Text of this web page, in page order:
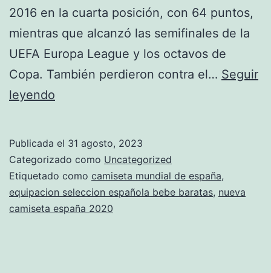
2016 en la cuarta posición, con 64 puntos,
mientras que alcanzó las semifinales de la
UEFA Europa League y los octavos de
Copa. También perdieron contra el… Seguir
leyendo
mundial
2010
Publicada el 31 agosto, 2023
Categorizado como Uncategorized
Etiquetado como camiseta mundial de españa,
equipacion seleccion española bebe baratas, nueva
camiseta españa 2020